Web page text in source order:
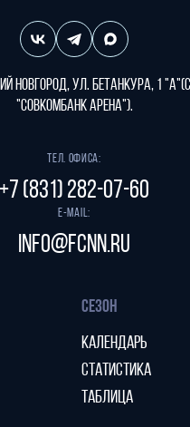
Новгород, ул. Бетанкура, 1
"СОВКОМБАНК АРЕНА").
Тел. офиса:
+7 (831) 282-07-60
E-mail:
info@fcnn.ru
СЕЗОН
КАЛЕНДАРЬ
СТАТИСТИКА
ТАБЛИЦА